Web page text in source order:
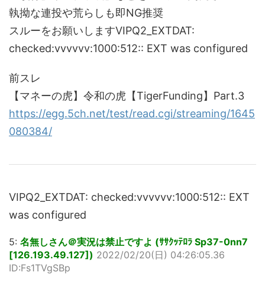
執拗な連投や荒らしも即NG推奨
スルーをお願いしますVIPQ2_EXTDAT:
checked:vvvvvv:1000:512:: EXT was configured
前スレ
【マネーの虎】令和の虎【TigerFunding】Part.3
https://egg.5ch.net/test/read.cgi/streaming/1645
080384/
VIPQ2_EXTDAT: checked:vvvvvv:1000:512:: EXT
was configured
5: 名無しさん＠実況は禁止ですよ (ｻｻｸｯﾃﾛﾗ Sp37-0nn7
[126.193.49.127]) 2022/02/20(日) 04:26:05.36
ID:Fs1TVgSBp